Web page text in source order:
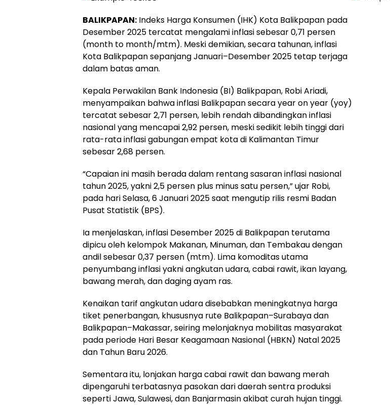
BALIKPAPAN: Indeks Harga Konsumen (IHK) Kota Balikpapan pada
Desember 2025 tercatat mengalami inflasi sebesar 0,71 persen
(month to month/mtm). Meski demikian, secara tahunan, inflasi
Kota Balikpapan sepanjang Januari–Desember 2025 tetap terjaga
dalam batas aman.
Kepala Perwakilan Bank Indonesia (BI) Balikpapan, Robi Ariadi,
menyampaikan bahwa inflasi Balikpapan secara year on year (yoy)
tercatat sebesar 2,71 persen, lebih rendah dibandingkan inflasi
nasional yang mencapai 2,92 persen, meski sedikit lebih tinggi dari
rata-rata inflasi gabungan empat kota di Kalimantan Timur
sebesar 2,68 persen.
“Capaian ini masih berada dalam rentang sasaran inflasi nasional
tahun 2025, yakni 2,5 persen plus minus satu persen,” ujar Robi,
pada hari Selasa, 6 Januari 2025 saat mengutip rilis resmi Badan
Pusat Statistik (BPS).
Ia menjelaskan, inflasi Desember 2025 di Balikpapan terutama
dipicu oleh kelompok Makanan, Minuman, dan Tembakau dengan
andil sebesar 0,37 persen (mtm). Lima komoditas utama
penyumbang inflasi yakni angkutan udara, cabai rawit, ikan layang,
bawang merah, dan daging ayam ras.
Kenaikan tarif angkutan udara disebabkan meningkatnya harga
tiket penerbangan, khususnya rute Balikpapan–Surabaya dan
Balikpapan–Makassar, seiring melonjaknya mobilitas masyarakat
pada periode Hari Besar Keagamaan Nasional (HBKN) Natal 2025
dan Tahun Baru 2026.
Sementara itu, lonjakan harga cabai rawit dan bawang merah
dipengaruhi terbatasnya pasokan dari daerah sentra produksi
seperti Jawa, Sulawesi, dan Banjarmasin akibat curah hujan tinggi.